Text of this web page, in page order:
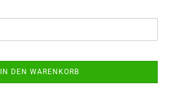
IN DEN WARENKORB